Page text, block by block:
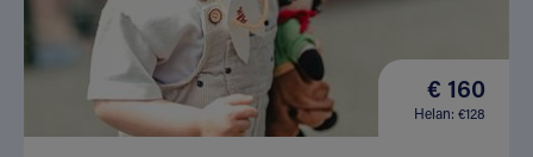
€ 160
Helan: €128